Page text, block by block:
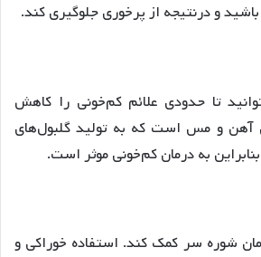
و درنتیجه از پرخوری جلوگیری کند.
تا حدودی علائم کم‌خونی را کاهش
آهن و مس است که به تولید گلبول‌های
به درمان کم‌خونی موثر است.
شوره سر کمک کند. استفاده خوراکی و